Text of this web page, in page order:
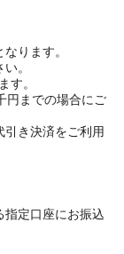
ります。
。
す。
円までの場合にご
き決済をご利用
指定口座にお振込